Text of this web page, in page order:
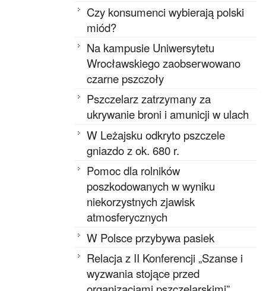
Czy konsumenci wybierają polski
miód?
Na kampusie Uniwersytetu
Wrocławskiego zaobserwowano
czarne pszczoły
Pszczelarz zatrzymany za
ukrywanie broni i amunicji w ulach
W Leżajsku odkryto pszczele
gniazdo z ok. 680 r.
Pomoc dla rolników
poszkodowanych w wyniku
niekorzystnych zjawisk
atmosferycznych
W Polsce przybywa pasiek
Relacja z II Konferencji „Szanse i
wyzwania stojące przed